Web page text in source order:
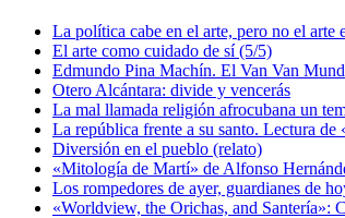
La política cabe en el arte, pero no el arte
El arte como cuidado de sí (5/5)
Edmundo Pina Machín. El Van Van
Otero Alcántara: divide y vencerás
La mal llamada religión afrocubana un
La república frente a su santo. Lectura
Diversión en el pueblo (relato)
«Mitología de Martí» de Alfonso
Los rompedores de ayer, guardianes de
«Worldview, the Orichas, and Santería»: